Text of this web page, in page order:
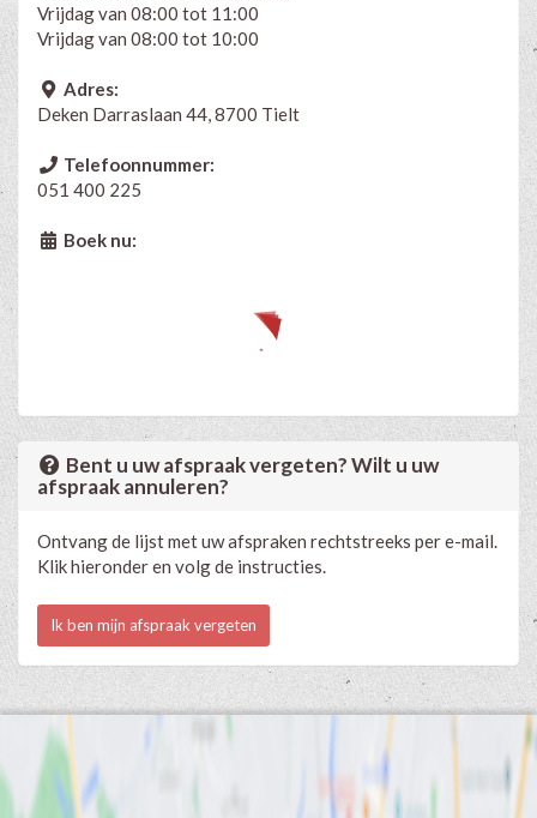
Vrijdag van 08:00 tot 11:00
Vrijdag van 08:00 tot 10:00
Adres:
Deken Darraslaan 44, 8700 Tielt
Telefoonnummer:
051 400 225
Boek nu:
Bent u uw afspraak vergeten? Wilt u uw
afspraak annuleren?
Ontvang de lijst met uw afspraken rechtstreeks per e-mail.
Klik hieronder en volg de instructies.
Ik ben mijn afspraak vergeten